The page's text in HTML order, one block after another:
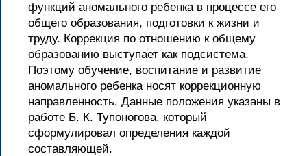
функций аномального ребенка в процессе его
общего образования, подготовки к жизни и
труду. Коррекция по отношению к общему
образованию выступает как подсистема.
Поэтому обучение, воспитание и развитие
аномального ребенка носят коррекционную
направленность. Данные положения указаны в
работе Б. К. Тупоногова, который
сформулировал определения каждой
составляющей.